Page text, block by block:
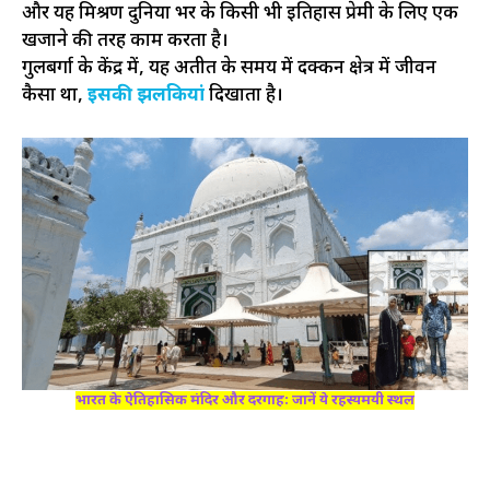
और यह मिश्रण दुनिया भर के किसी भी इतिहास प्रेमी के लिए एक
खजाने की तरह काम करता है।
गुलबर्गा के केंद्र में, यह अतीत के समय में दक्कन क्षेत्र में जीवन
कैसा था, इसकी झलकियांदिखाता है।
भारत के ऐतिहासिक मंदिर और दरगाह: जानें ये रहस्यमयी स्थल